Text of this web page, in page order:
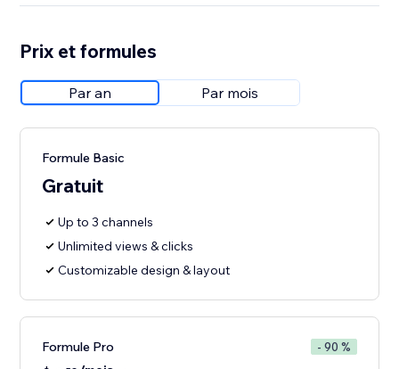
Prix et formules
Par an Par mois
Formule Basic
Gratuit
Up to 3 channels
Unlimited views & clicks
Customizable design & layout
Formule Pro - 90 %